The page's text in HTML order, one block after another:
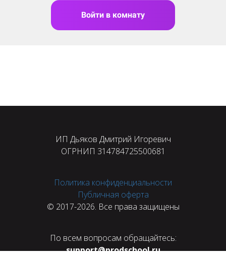
Войти в комнату
ИП Дьяков Дмитрий Игоревич
ОГРНИП 314784725500681
Политика конфиденциальности
Публичная оферта
© 2017-2026. Все права защищены
По всем вопросам обращайтесь:
support@prodschool.ru